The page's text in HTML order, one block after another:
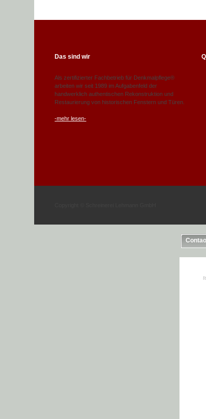
Das sind wir
Als zertifizierter Fachbetrieb für Denkmalpflege®
arbeiten wir seit 1989 im Aufgabenfeld der
handwerklich authentischen Rekonstruktion und
Restaurierung von historischen Fenstern und Türen.
-mehr lesen-